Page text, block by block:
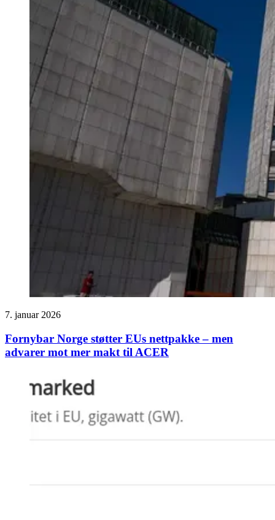
7. januar 2026
Fornybar Norge støtter EUs nettpakke – men
advarer mot mer makt til ACER